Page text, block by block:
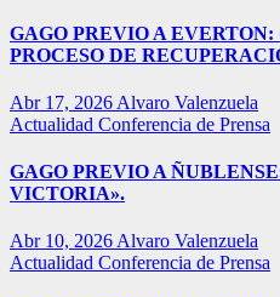
GAGO PREVIO A
PROCESO DE
Abr 17, 2026 Alvaro Valenzuela
Actualidad Conferencia de Prensa
GAGO PREVIO A
VICTORIA».
Abr 10, 2026 Alvaro Valenzuela
Actualidad Conferencia de Prensa